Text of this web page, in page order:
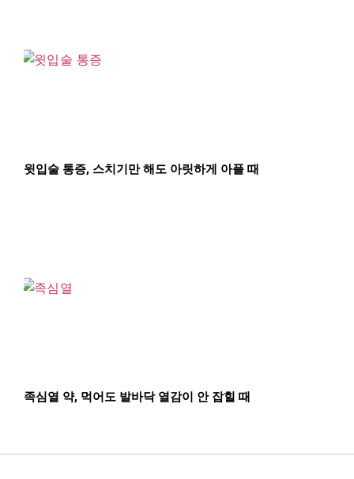
윗입술 통증, 스치기만 해도 아릿하게 아플 때
족심열 약, 먹어도 발바닥 열감이 안 잡힐 때